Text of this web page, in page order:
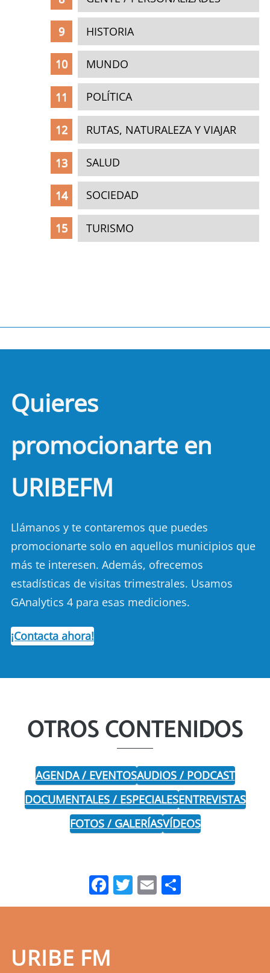
HISTORIA
MUNDO
POLÍTICA
RUTAS, NATURALEZA Y VIAJAR
SALUD
SOCIEDAD
TURISMO
Quieres
promocionarte en
URIBEFM
Llámanos y te contaremos que puedes
promocionarte solo en aquellos municipios que
más te interesen. Además, ofrecemos
estadísticas de visitas trimestrales. Usamos
GAnalytics 4 para esas mediciones.
¡Contacta ahora!
OTROS CONTENIDOS
AGENDA / EVENTOSAUDIOS / PODCAST
DOCUMENTALES / ESPECIALESENTREVISTAS
FOTOS / GALERÍASVÍDEOS
Facebook
Twitter
Email
URIBE FM